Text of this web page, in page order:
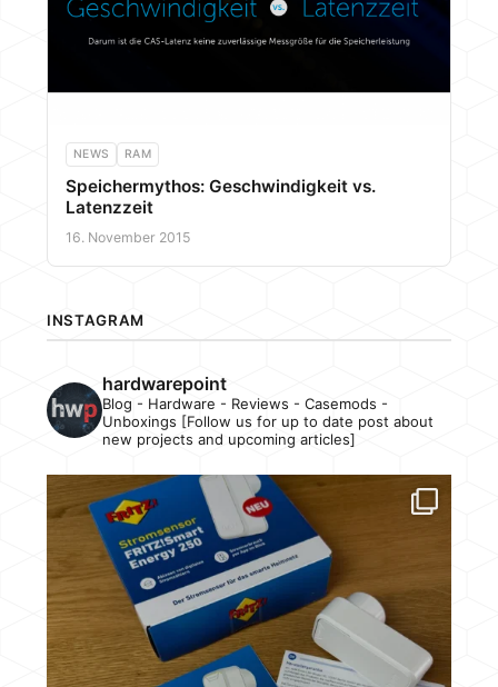
NEWS RAM
Speichermythos: Geschwindigkeit vs.
Latenzzeit
16. November 2015
INSTAGRAM
hardwarepoint
Blog - Hardware - Reviews - Casemods -
Unboxings [Follow us for up to date post about
new projects and upcoming articles]